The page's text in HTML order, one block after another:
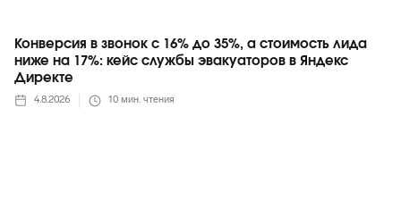
Конверсия в звонок с 16% до 35%, а стоимость лида
ниже на 17%: кейс службы эвакуаторов в Яндекс
Директе
4.8.2026 10 мин. чтения